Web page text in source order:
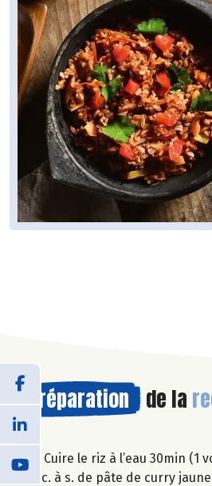
Préparation de la
1. Cuire le riz à l’eau 30min
3 c. à s. de pâte de curry